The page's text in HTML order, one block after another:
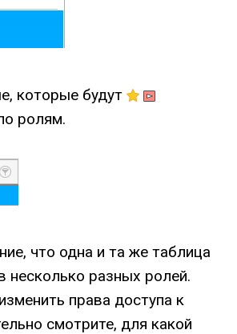
которые будут
ролям.
что одна и та же таблица
несколько разных ролей.
права доступа к
смотрите, для какой